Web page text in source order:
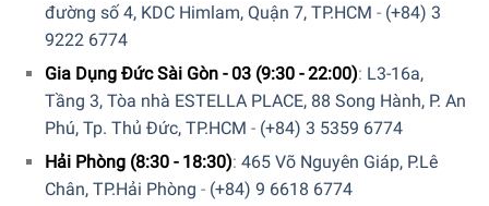
hiệu quả.
Với công suất này, nồi có thể hoàn thành việc nấu cơm
trong thời gian ngắn mà vẫn đảm bảo cơm chín đều, mềm
và thơm ngon.
đường số 4, KDC Himlam, Quận 7, TP.HCM - (+84) 3
9222 6774
Gia Dụng Đức Sài Gòn - 03 (9:30 - 22:00): L3-16a,
Tầng 3, Tòa nhà ESTELLA PLACE, 88 Song Hành, P. An
Phú, Tp. Thủ Đức, TP.HCM - (+84) 3 5359 6774
Hải Phòng (8:30 - 18:30): 465 Võ Nguyên Giáp, P.Lê
Chân, TP.Hải Phòng - (+84) 9 6618 6774